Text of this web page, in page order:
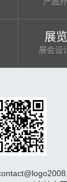
展
展会设